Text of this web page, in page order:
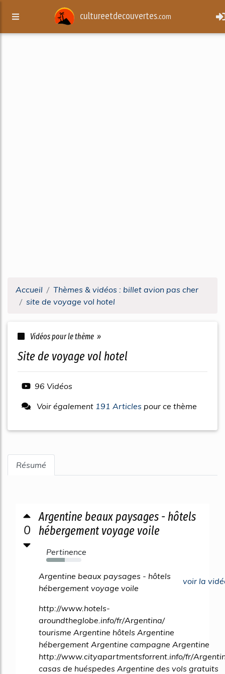
cultureetdecouvertes.com
Accueil
Thèmes & vidéos : billet avion pas cher
site de voyage vol hotel
Vidéos pour le thème »
site de voyage vol hotel
96 Vidéos
Voir également 191 Articles pour ce thème
Résumé
0
Argentine beaux paysages - hôtels
hébergement voyage voile
Pertinence
53%
voir la
Argentine beaux paysages - hôtels
hébergement voyage voile
http://www.hotels-
aroundtheglobe.info/fr/Argentina/
tourisme Argentine hôtels Argentine
hébergement Argentine campagne Argentine
http://www.cityapartmentsforrent.info/fr/
casas de huéspedes Argentine des vols gratuits